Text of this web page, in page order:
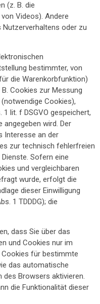
(z. B. die
Videos). Andere
oder zu
bestimmter, von
die Warenkorbfunktion)
Cookies zur Messung
Cookies),
lit. f DSGVO gespeichert,
angegeben wird. Der
Interesse an der
zur technisch fehlerfreien
Sofern eine
und vergleichbaren
wurde, erfolgt die
dieser Einwilligung
1 TDDDG); die
dass Sie über das
und Cookies nur im
Cookies für bestimmte
das automatische
des Browsers aktivieren.
die Funktionalität dieser